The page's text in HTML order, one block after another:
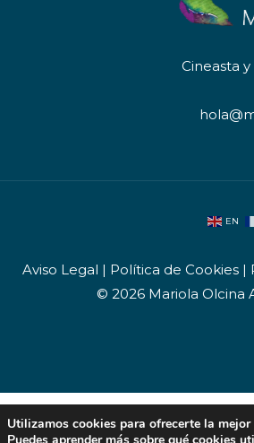
Cineasta
EN
Aviso Legal | Política de Cookies |
© 2026 Mariola Olcina
Utilizamos cookies para ofrecerte la